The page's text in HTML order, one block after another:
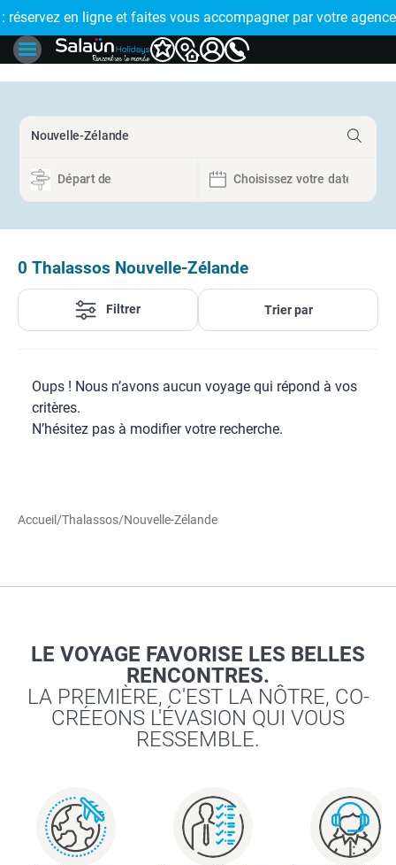
!
: réservez en ligne et faites vous accompagner par votre
🤩
0 Thalassos Nouvelle-Zélande
Filtrer Trier par
Oups ! Nous n’avons aucun voyage qui répond à vos
critères.
N’hésitez pas à modifier votre recherche.
Accueil /Thalassos/Nouvelle-Zélande
LE VOYAGE FAVORISE LES BELLES
RENCONTRES.
LA PREMIÈRE, C'EST LA NÔTRE, CO-
CRÉEONS L'ÉVASION QUI VOUS
RESSEMBLE.